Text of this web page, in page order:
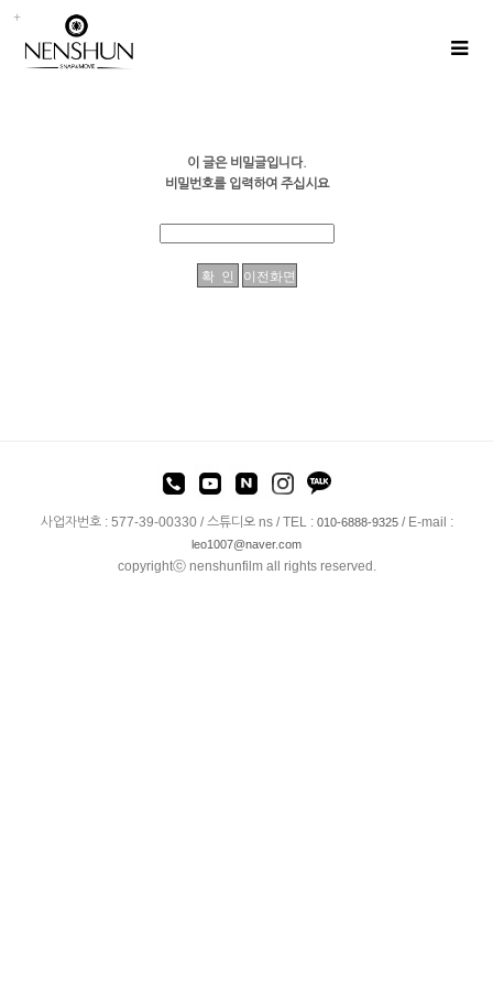
이 글은 비밀글입니다.
비밀번호를 입력하여 주십시요
사업자번호 : 577-39-00330 / 스튜디오 ns / TEL : 010-6888-9325/ E-mail :
leo1007@naver.com
copyrightⓒ nenshunfilm all rights reserved.